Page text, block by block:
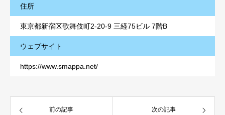
住所
東京都新宿区歌舞伎町2-20-9 三経75ビル 7階B
ウェブサイト
https://www.smappa.net/
前の記事 次の記事